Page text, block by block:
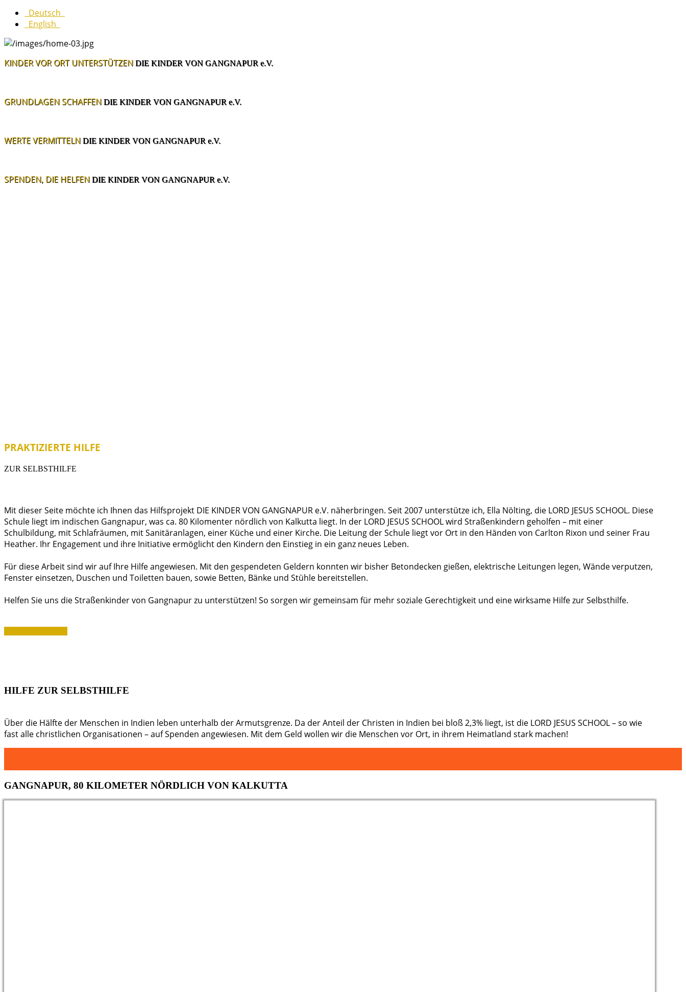
Deutsch
English
KINDER VOR ORT UNTERSTÜTZEN DIE KINDER VON GANGNAPUR e.V.
GRUNDLAGEN SCHAFFEN DIE KINDER VON GANGNAPUR e.V.
WERTE VERMITTELN DIE KINDER VON GANGNAPUR e.V.
SPENDEN, DIE HELFEN DIE KINDER VON GANGNAPUR e.V.
PRAKTIZIERTE HILFE
ZUR SELBSTHILFE
Mit dieser Seite möchte ich Ihnen das Hilfsprojekt DIE KINDER VON GANGNAPUR e.V. näherbringen. Seit 2007 unterstütze ich, Ella Nölting, die LORD JESUS SCHOOL. Diese
Schule liegt im indischen Gangnapur, was ca. 80 Kilomenter nördlich von Kalkutta liegt. In der LORD JESUS SCHOOL wird Straßenkindern geholfen – mit einer
Schulbildung, mit Schlafräumen, mit Sanitäranlagen, einer Küche und einer Kirche. Die Leitung der Schule liegt vor Ort in den Händen von Carlton Rixon und seiner Frau
Heather. Ihr Engagement und ihre Initiative ermöglicht den Kindern den Einstieg in ein ganz neues Leben.
Für diese Arbeit sind wir auf Ihre Hilfe angewiesen. Mit den gespendeten Geldern konnten wir bisher Betondecken gießen, elektrische Leitungen legen, Wände verputzen,
Fenster einsetzen, Duschen und Toiletten bauen, sowie Betten, Bänke und Stühle bereitstellen.
Helfen Sie uns die Straßenkinder von Gangnapur zu unterstützen! So sorgen wir gemeinsam für mehr soziale Gerechtigkeit und eine wirksame Hilfe zur Selbsthilfe.
HILFE ZUR SELBSTHILFE
Über die Hälfte der Menschen in Indien leben unterhalb der Armutsgrenze. Da der Anteil der Christen in Indien bei bloß 2,3% liegt, ist die LORD JESUS SCHOOL – so wie
fast alle christlichen Organisationen – auf Spenden angewiesen. Mit dem Geld wollen wir die Menschen vor Ort, in ihrem Heimatland stark machen!
GANGNAPUR, 80 KILOMETER NÖRDLICH VON KALKUTTA